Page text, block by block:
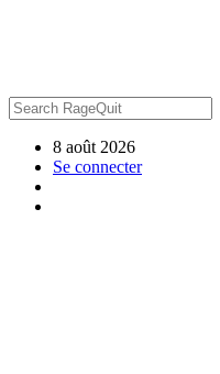
8 août 2026
Se connecter